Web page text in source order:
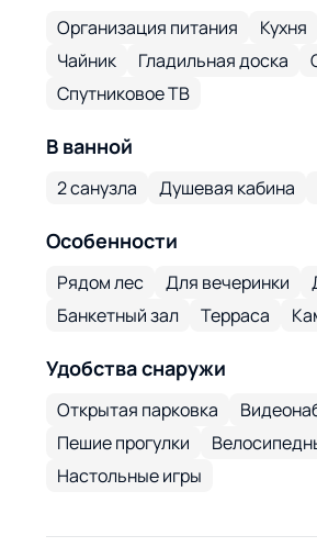
Организация питания Кухня
Чайник
Гладильная доска
Спутниковое ТВ
В ванной
2 санузла Душевая кабина
Особенности
Рядом лес Для вечеринки
Банкетный зал
Терраса
Удобства снаружи
Открытая парковка
Пешие прогулки
Настольные игры